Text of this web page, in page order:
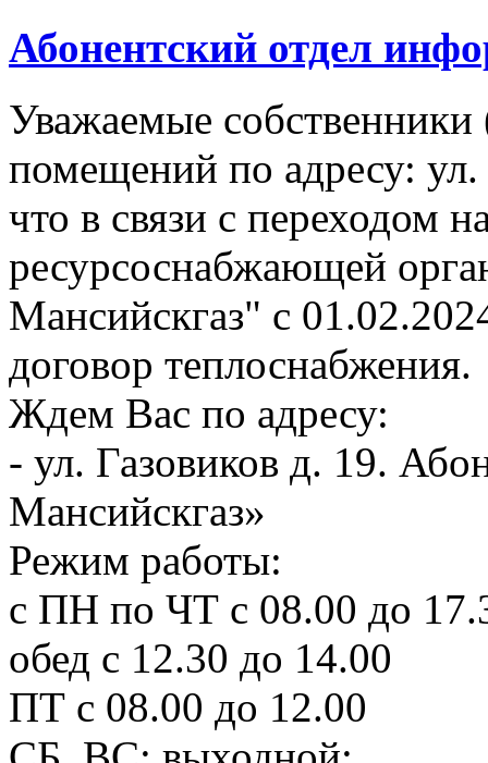
Абонентский отдел
Уважаемые
помещений по адресу:
что в связи с переходом
ресурсоснабжающей
Мансийскгаз" с
договор теплоснабжения.
Ждем Вас по адресу:
- ул. Газовиков д. 19.
Мансийскгаз»
Режим работы:
с ПН по ЧТ с 08.00 до
обед с 12.30 до 14.00
ПТ с 08.00 до 12.00